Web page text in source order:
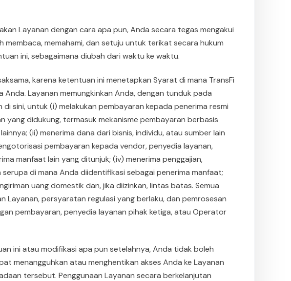
Layanan dengan cara apa pun, Anda secara tegas mengakui
memahami, dan setuju untuk terikat secara hukum
ini, sebagaimana diubah dari waktu ke waktu.
karena ketentuan ini menetapkan Syarat di mana TransFi
Anda. Layanan memungkinkan Anda, dengan tunduk pada
sini, untuk (i) melakukan pembayaran kepada penerima resmi
yang didukung, termasuk mekanisme pembayaran berbasis
(ii) menerima dana dari bisnis, individu, atau sumber lain
pembayaran kepada vendor, penyedia layanan,
manfaat lain yang ditunjuk; (iv) menerima penggajian,
di mana Anda diidentifikasi sebagai penerima manfaat;
uang domestik dan, jika diizinkan, lintas batas. Semua
Layanan, persyaratan regulasi yang berlaku, dan pemrosesan
pembayaran, penyedia layanan pihak ketiga, atau Operator
ini atau modifikasi apa pun setelahnya, Anda tidak boleh
menangguhkan atau menghentikan akses Anda ke Layanan
tersebut. Penggunaan Layanan secara berkelanjutan